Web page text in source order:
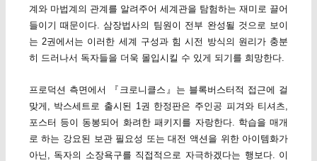
계와 마법계의 관계를 알려주어 세계관을 탐험하는 재미로 끌어
들이기 때문이다. 삼장법사의 팀원이 전부 완성될 것으로 보이
는 2권에서는 이러한 세계 구성과 힘 시전 방식의 원리가 충분
히 드러나서 독자들을 더욱 몰입시킬 수 있게 되기를 희망한다.
프로덕션 측면에서 『크로니클스』는 블록버스터적 접근에 걸
맞게, 박스세트로 출시된 1권 한정판은 주인공 피겨와 티셔츠,
포스터 등이 동봉되어 화려한 패키지를 자랑한다. 학습을 매개
로 하는 강요된 보관 필요성 또는 대전 액션을 위한 아이템화가
아닌, 독자의 소장욕구를 직접적으로 자극하겠다는 행보다. 이